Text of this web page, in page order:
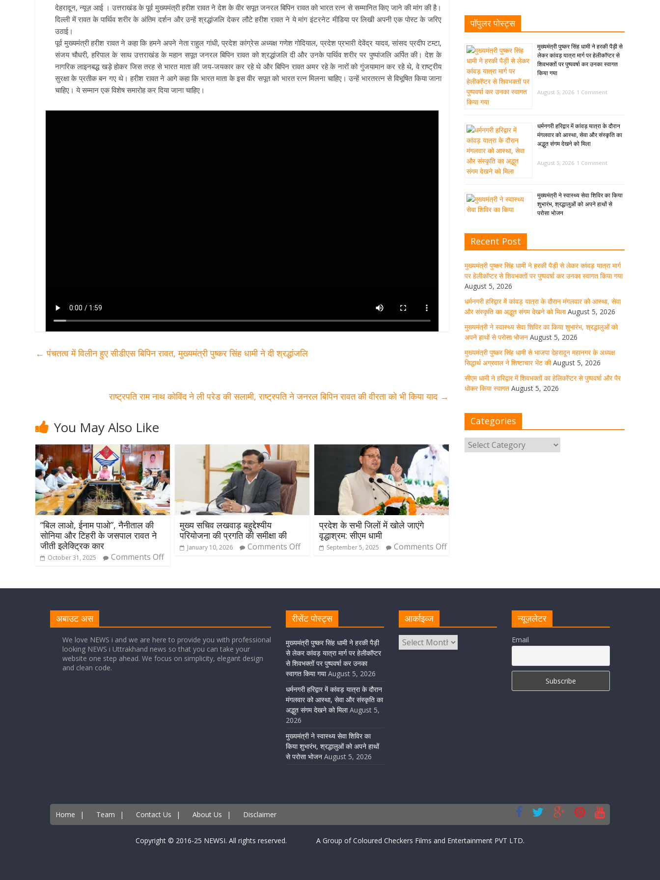
देहरादून, न्यूज़ आई । उत्तराखंड के पूर्व मुख्यमंत्री हरीश रावत ने देश के वीर सपूत जनरल बिपिन रावत को भारत रत्न से सम्मानित किए जाने की मांग की है।
दिल्ली में रावत के पार्थिव शरीर के अंतिम दर्शन और उन्हें श्रद्धांजलि देकर लौटे हरीश रावत ने ये मांग इंटरनेट मीडिया पर लिखी अपनी एक पोस्ट के जरिए
उठाई।
पूर्व मुख्यमंत्री हरीश रावत ने कहा कि हमने अपने नेता राहुल गांधी, प्रदेश कांग्रेस अध्यक्ष गणेश गोदियाल, प्रदेश प्रभारी देवेंद्र यादव, सांसद प्रदीप टम्टा,
संजय चौधरी, हरिपाल के साथ उत्तराखंड के महान सपूत जनरल बिपिन रावत को श्रद्धांजलि दी और उनके पार्थिव शरीर पर पुष्पांजलि अर्पित की। देश के
नागरिक लाइनबद्ध खड़े होकर जिस तरह से भारत माता की जय-जयकार कर रहे थे और बिपिन रावत अमर रहे के नारों को गुंजयामान कर रहे थे, वे राष्ट्रीय
सुरक्षा के प्रतीक बन गए थे। हरीश रावत ने आगे कहा कि भारत माता के इस वीर सपूत को भारत रत्न मिलना चाहिए। उन्हें भारतरत्न से विभूषित किया जाना
चाहिए। ये सम्मान एक विशेष समारोह कर दिया जाना चाहिए।
← पंचतत्व में विलीन हुए सीडीएस बिपिन रावत, मुख्यमंत्री पुष्कर सिंह धामी ने दी श्रद्धांजलि
राष्ट्रपति राम नाथ कोविंद ने ली परेड की सलामी, राष्ट्रपति ने जनरल बिपिन रावत की वीरता को भी किया याद →
You May Also Like
“बिल लाओ, ईनाम पाओ”, नैनीताल की
सोनिया और टिहरी के जसपाल रावत ने
जीती इलेक्ट्रिक कार
October 31, 2025 Comments Off
मुख्य सचिव लखवाड़ बहुद्देश्यीय
परियोजना की प्रगति की समीक्षा की
January 10, 2026 Comments Off
प्रदेश के सभी जिलों में खोले जाएंगे
वृद्धाश्रम: सीएम धामी
September 5, 2025 Comments Off
पॉपुलर पोस्ट्स
मुख्यमंत्री पुष्कर सिंह धामी ने हरकी पैड़ी से
लेकर कांवड़ यात्रा मार्ग पर हेलीकॉप्टर से
शिवभक्तों पर पुष्पवर्षा कर उनका स्वागत
किया गया
August 5, 2026 1 Comment
धर्मनगरी हरिद्वार में कांवड़ यात्रा के दौरान
मंगलवार को आस्था, सेवा और संस्कृति का
अद्भुत संगम देखने को मिला
August 5, 2026 1 Comment
मुख्यमंत्री ने स्वास्थ्य सेवा शिविर का किया
शुभारंभ, श्रद्धालुओं को अपने हाथों से
परोसा भोजन
देहरादून महानगर के अध्यक्ष सिद्धार्थ
अग्रवाल ने शिष्टाचार भेंट की
सीएम धामी ने हरिद्वार में शिवभक्तों का
स्वागत
August 5, 2026 1 Comment
मुख्यमंत्री पुष्कर सिंह धामी ने किया मसूरी
विधानसभा में विभिन्न विकास योजनाओं का
लोकार्पण-शिलान्यास
August 5, 2026
से संवाद कर आपदा प्रबंधन व्यवस्थाओं की
ली जानकारी
Recent Post
मुख्यमंत्री पुष्कर सिंह धामी ने हरकी पैड़ी से लेकर कांवड़ यात्रा मार्ग
पर हेलीकॉप्टर से शिवभक्तों पर पुष्पवर्षा कर उनका स्वागत किया गया
August 5, 2026
धर्मनगरी हरिद्वार में कांवड़ यात्रा के दौरान मंगलवार को आस्था, सेवा
और संस्कृति का अद्भुत संगम देखने को मिला August 5, 2026
मुख्यमंत्री ने स्वास्थ्य सेवा शिविर का किया शुभारंभ, श्रद्धालुओं को
अपने हाथों से परोसा भोजन August 5, 2026
मुख्यमंत्री पुष्कर सिंह धामी से भाजपा देहरादून महानगर के अध्यक्ष
सिद्धार्थ अग्रवाल ने शिष्टाचार भेंट की August 5, 2026
सीएम धामी ने हरिद्वार में शिवभक्तों का हेलिकॉप्टर से पुष्पवर्षा और पैर
धोकर किया स्वागत August 5, 2026
Categories
अबाउट अस
We love NEWS i and we are here to provide you with professional
looking NEWS i Uttrakhand news so that you can take your
website one step ahead. We focus on simplicity, elegant design
and clean code.
रीसेंट पोस्ट्स
मुख्यमंत्री पुष्कर सिंह धामी ने हरकी पैड़ी
से लेकर कांवड़ यात्रा मार्ग पर हेलीकॉप्टर
से शिवभक्तों पर पुष्पवर्षा कर उनका
स्वागत किया गया August 5, 2026
धर्मनगरी हरिद्वार में कांवड़ यात्रा के दौरान
मंगलवार को आस्था, सेवा और संस्कृति का
अद्भुत संगम देखने को मिला August 5,
2026
मुख्यमंत्री ने स्वास्थ्य सेवा शिविर का
किया शुभारंभ, श्रद्धालुओं को अपने हाथों
से परोसा भोजन August 5, 2026
आर्काइव्ज न्यूज़लेटर
Email
Home | Team | Contact Us | About Us | Disclaimer
Copyright © 2016-25 NEWSI. All rights reserved. A Group of Coloured Checkers Films and Entertainment PVT LTD.